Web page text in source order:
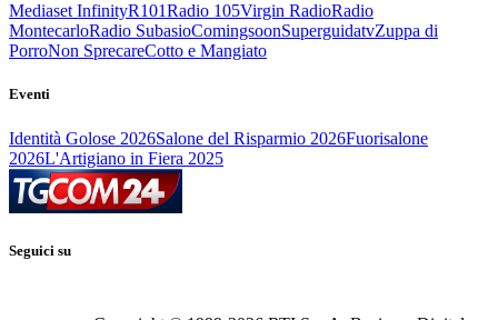
Mediaset InfinityR101Radio 105Virgin RadioRadio
MontecarloRadio SubasioComingsoonSuperguidatvZuppa di
PorroNon SprecareCotto e Mangiato
Eventi
Identità Golose 2026Salone del Risparmio 2026Fuorisalone
2026L'Artigiano in Fiera 2025
Seguici su